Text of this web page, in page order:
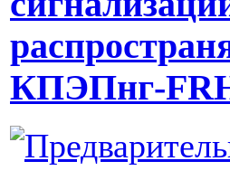
КПЭПнг-